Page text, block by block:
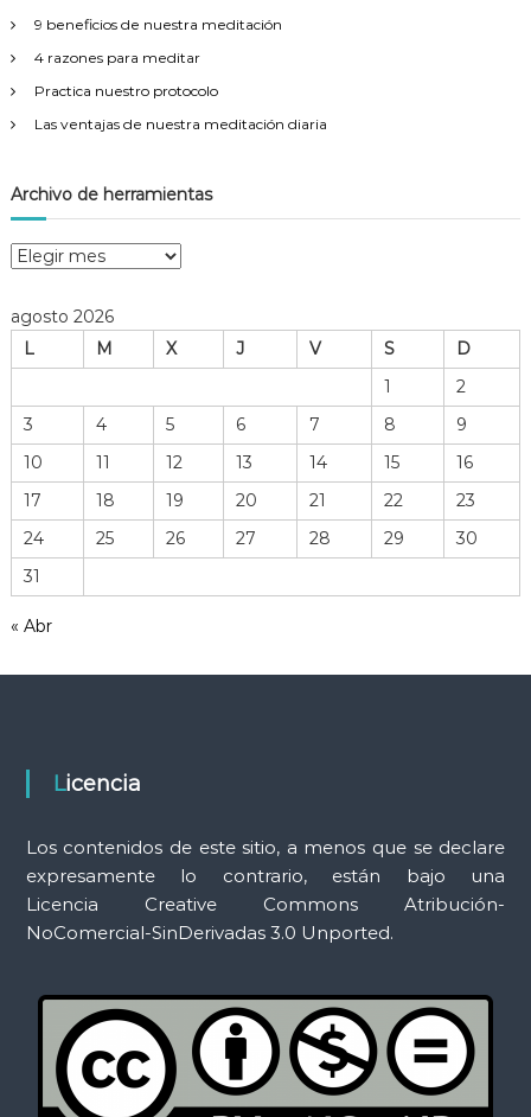
9 beneficios de nuestra meditación
4 razones para meditar
Practica nuestro protocolo
Las ventajas de nuestra meditación diaria
Archivo de herramientas
A
h
o
h
r
r
m
i
n
agosto 2026
L
M X J V S
D
1
2
3
4 5 6 7 8
9
10
11 12 13 14 15
16
17
18 19 20 21 22
23
24
25 26 27 28 29
30
31
« Abr
Licencia
Los contenidos de este sitio, a menos que se declare
expresamente lo contrario, están bajo una
Licencia Creative Commons Atribución-
NoComercial-SinDerivadas 3.0 Unported.